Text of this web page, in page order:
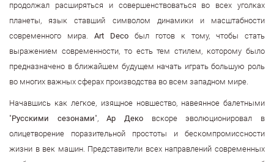
продолжал расширяться и совершенствоваться во всех уголках
планеты, язык ставший символом динамики и масштабности
современного мира. Art Deco был готов к тому, чтобы стать
выражением современности, то есть тем стилем, которому было
предназначено в ближайшем будущем начать играть большую роль
во многих важных сферах производства во всем западном мире.
Начавшись как легкое, изящное новшество, навеянное балетными
"Русскими сезонами",Ар Деко вскоре эволюционировал в
олицетворение поразительной простоты и бескомпромиссности
жизни в век машин. Представители всех направлений современных